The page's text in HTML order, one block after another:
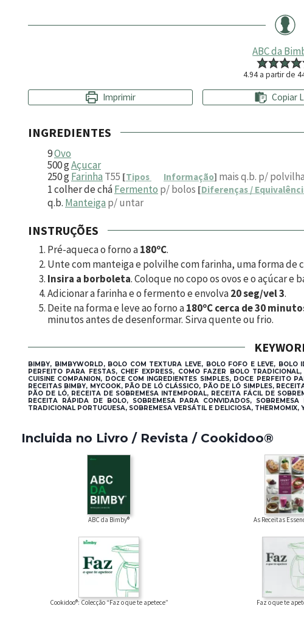
ABC da
4.94a partir de
Imprimir Copiar
INGREDIENTES
9Ovo
500gAçucar
250gFarinha T55 [Tipos Informação] mais q.b. p/
1colher de cháFermento p/ bolos [Diferenças /
q.b. Manteiga p/ untar
INSTRUÇÕES
Pré-aqueca o forno a180ºC.
Unte com manteiga e polvilhe com farinha, uma forma de
Insira a borboleta. Coloque no copo os ovos e o açúcar e
Adicionar a farinha e o fermento e envolva20 seg/vel 3.
Deite na forma e leve ao forno a180ºC cerca de 30
minutos antes de desenformar. Sirva quente ou frio.
BIMBY, BIMBYWORLD, BOLO COM TEXTURA LEVE, BOLO FOFO E LEVE,
PERFEITO PARA FESTAS, CHEF EXPRESS, COMO FAZER BOLO
CUISINE COMPANION, DOCE COM INGREDIENTES SIMPLES, DOCE PERFEITO
RECEITAS BIMBY, MYCOOK, PÃO DE LÓ CLÁSSICO, PÃO DE LÓ SIMPLES,
PÃO DE LÓ, RECEITA DE SOBREMESA INTEMPORAL, RECEITA FÁCIL DE
RECEITA RÁPIDA DE BOLO, SOBREMESA PARA CONVIDADOS,
TRADICIONAL PORTUGUESA, SOBREMESA VERSÁTIL E DELICIOSA, THERMOMIX,
Incluida no Livro / Revista / Cookidoo®
ABC da Bimby® As Receitas
Cookidoo®: Colecção “Faz o que te apetece” Faz o que te